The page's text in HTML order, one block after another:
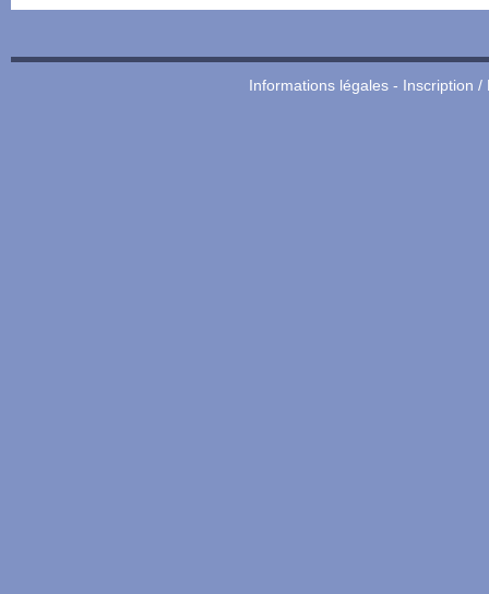
Informations légales- Inscription /